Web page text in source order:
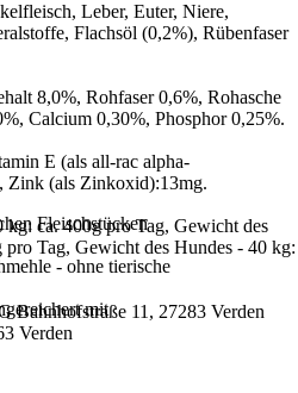
Leber, Euter, Niere,
Flachsöl (0,2%), Rübenfaser
8,0%, Rohfaser 0,6%, Rohasche
Calcium 0,30%, Phosphor 0,25%.
E (als all-rac alpha-
Zink (als Zinkoxid):13mg.
kg: ca. 400g pro Tag, Gewicht des
Tag, Gewicht des Hundes - 40 kg:
Bahnhofstraße 11, 27283 Verden
Verden
Fleischstücken
- ohne tierische
mit